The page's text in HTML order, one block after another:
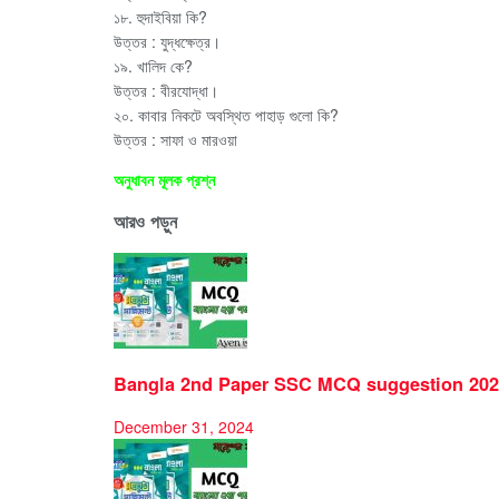
১৮. হুদাইবিয়া কি?
উত্তর : যুদ্ধক্ষেত্র।
১৯. খালিদ কে?
উত্তর : বীরযোদ্ধা।
২০. কাবার নিকটে অবস্থিত পাহাড় গুলো কি?
উত্তর : সাফা ও মারওয়া
অনুধাবন মূলক প্রশ্ন
আরও পড়ুন
Bangla 2nd Paper SSC MCQ suggestion
December 31, 2024